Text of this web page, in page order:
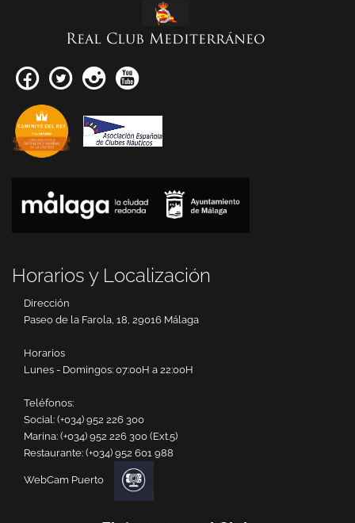
Real Club Mediterráneo
Horarios y Localización
Dirección
Paseo de la Farola, 18, 29016 Málaga
Horarios
Lunes - Domingos: 07:00H a 22:00H
Teléfonos:
Social: (+034) 952 226 300
Marina: (+034) 952 226 300 (Ext.5)
Restaurante: (+034) 952 601 988
WebCam Puerto